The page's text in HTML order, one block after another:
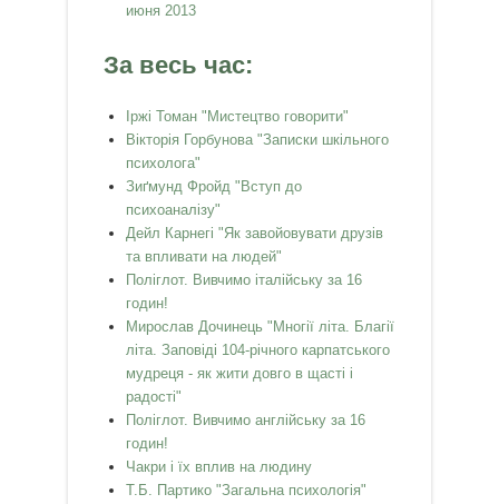
июня 2013
За весь час:
Іржі Томан "Мистецтво говорити"
Вікторія Горбунова "Записки шкільного
психолога"
Зиґмунд Фройд "Вступ до
психоаналізу"
Дейл Карнегі "Як завойовувати друзів
та впливати на людей"
Поліглот. Вивчимо італійську за 16
годин!
Мирослав Дочинець "Многії літа. Благії
літа. Заповіді 104-річного карпатського
мудреця - як жити довго в щасті і
радості"
Поліглот. Вивчимо англійську за 16
годин!
Чакри і їх вплив на людину
Т.Б. Партико "Загальна психологія"